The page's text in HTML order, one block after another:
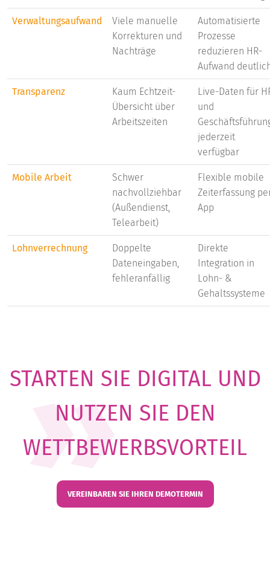
Verwaltungsaufwand
Viele manuelle
Korrekturen und
Nachträge
Automatisierte
Prozesse
reduzieren HR-
Aufwand
Transparenz
Kaum Echtzeit-
Übersicht über
Arbeitszeiten
Live-Daten für
und
jederzeit
verfügbar
Mobile Arbeit
Schwer
nachvollziehbar
(Außendienst,
Telearbeit)
Flexible mobile
Zeiterfassung
App
Lohnverrechnung
Doppelte
Dateneingaben,
fehleranfällig
Direkte
Integration in
Lohn- &
Gehaltssysteme
STARTEN SIE DIGITAL UND
NUTZEN SIE DEN
WETTBEWERBSVORTEIL
VEREINBAREN SIE IHREN DEMOTERMIN